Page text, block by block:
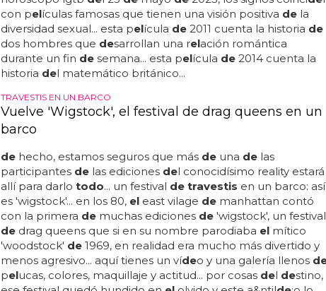
tendremos que venerarlas aún más que cuando tenían 20
a&ntilde;os... en la sesióndefotos podemos ver como estos
hombres se convierten por la noche en verdaderas reinas,
mostrándonos un proceso que, la mayoría deveces,...
Horóscopo Gay 25 de Mayo de 2023
Esta aclamada p elículade1994 sigue a un trío de travestis
que viajan porel de sierto australiano... esta aclamada pel ícula
de2015 sigue las aventuras
encontrar
amor y respeto en los áng
es... esta comedia
de 1996 retrata una familiade homosexuales que intentan
impresionar a los padresdela futura noviade su hijo... esta
película de 2015 cuenta la historia dedos mujeres que se
enamoran en un mundohostil en la década de1950... enel
horóscopo lgtbde l 25demayode2023, los signos coinciden
con películas famosas que tienen una visión positivadela
diversidad sexual... esta películade2011 cuenta la historiade
dos hombres quedesarrollan una relación romántica
durante un findesemana... esta películade2014 cuenta la